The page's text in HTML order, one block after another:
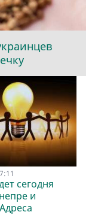
сегодня
и